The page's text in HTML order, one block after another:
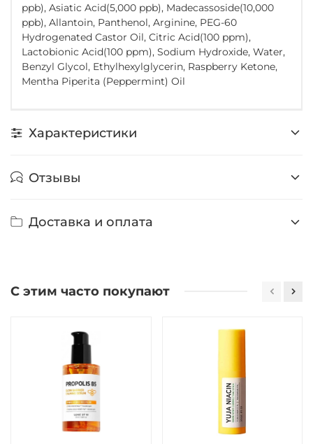
ppb), Asiatic Acid(5,000 ppb), Madecassoside(10,000
ppb), Allantoin, Panthenol, Arginine, PEG-60
Hydrogenated Castor Oil, Citric Acid(100 ppm),
Lactobionic Acid(100 ppm), Sodium Hydroxide, Water,
Benzyl Glycol, Ethylhexylglycerin, Raspberry Ketone,
Mentha Piperita (Peppermint) Oil
Характеристики
Отзывы
Доставка и оплата
С этим часто покупают